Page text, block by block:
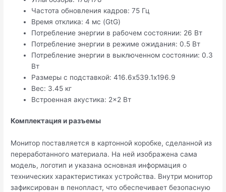
Частота обновления кадров: 75 Гц
Время отклика: 4 мс (GtG)
Потребление энергии в рабочем состоянии: 26 Вт
Потребление энергии в режиме ожидания: 0.5 Вт
Потребление энергии в выключенном состоянии: 0.3
Вт
Размеры с подставкой: 416.6х539.1х196.9
Вес: 3.45 кг
Встроенная акустика: 2×2 Вт
Комплектация и разъемы
Монитор поставляется в картонной коробке, сделанной из
переработанного материала. На ней изображена сама
модель, логотип и указана основная информация о
технических характеристиках устройства. Внутри монитор
зафиксирован в пенопласт, что обеспечивает безопасную